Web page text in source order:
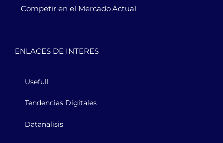
Competir en el Mercado Actual
ENLACES DE INTERÉS
Usefull
Tendencias Digitales
Datanalisis